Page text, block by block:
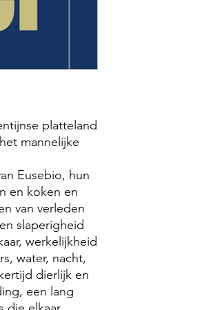
platteland
mannelijke
Eusebio, hun
en koken en
van verleden
slaperigheid
werkelijkheid
water, nacht,
dierlijk en
een lang